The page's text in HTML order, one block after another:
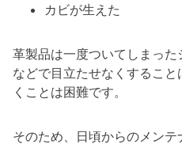
カビが生えた
革製品は一度ついてしまっ
などで目立たせなくするこ
くことは困難です。
そのため、日頃からのメンテ